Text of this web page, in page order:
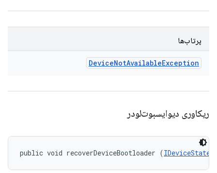
پرتاب‌ها
DeviceNotAvailableException
ریکاوری دیوایسبوت‌لودر
public void recoverDeviceBootloader (